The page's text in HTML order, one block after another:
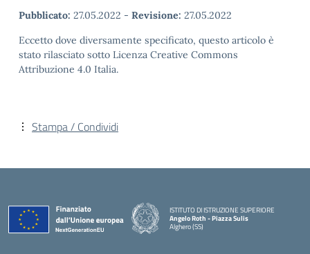
Pubblicato: 27.05.2022 - Revisione: 27.05.2022
Eccetto dove diversamente specificato, questo articolo è
stato rilasciato sotto Licenza Creative Commons
Attribuzione 4.0 Italia.
Stampa / Condividi
ISTITUTO DI ISTRUZIONE SUPERIORE
Angelo Roth - Piazza Sulis
Alghero (SS)
— Visita la pagina iniziale della scuola